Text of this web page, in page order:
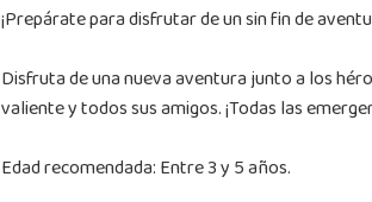
¡Prepárate para disfrutar de un sin fin de
Disfruta de una nueva aventura junto a los
valiente y todos sus amigos. ¡Todas las
Edad recomendada: Entre 3 y 5 años.